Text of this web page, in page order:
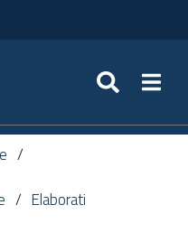
Elaborati